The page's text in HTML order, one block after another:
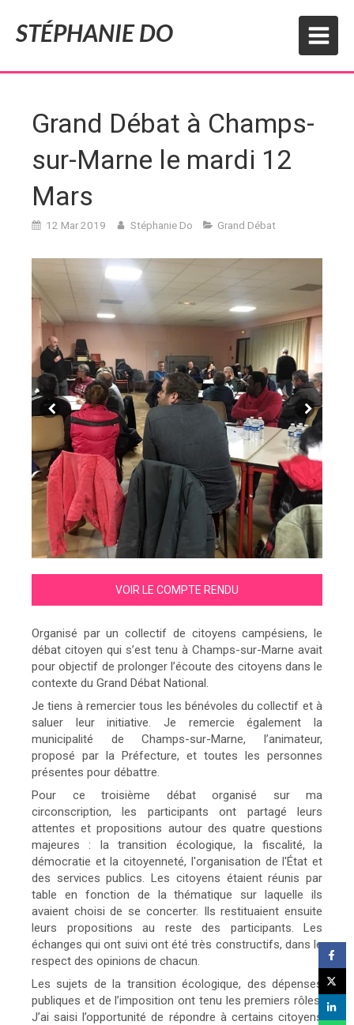
STÉPHANIE DO
Grand Débat à Champs-
sur-Marne le mardi 12
Mars
12 Mar 2019 Stéphanie Do Grand Débat
VOIR LE COMPTE RENDU
Organisé par un collectif de citoyens campésiens, le
débat citoyen qui s’est tenu à Champs-sur-Marne avait
pour objectif de prolonger l’écoute des citoyens dans le
contexte du Grand Débat National.
Je tiens à remercier tous les bénévoles du collectif et à
saluer leur initiative. Je remercie également la
municipalité de Champs-sur-Marne, l’animateur,
proposé par la Préfecture, et toutes les personnes
présentes pour débattre.
Pour ce troisième débat organisé sur ma
circonscription, les participants ont partagé leurs
attentes et propositions autour des quatre questions
majeures : la transition écologique, la fiscalité, la
démocratie et la citoyenneté, l'organisation de l'État et
des services publics. Les citoyens étaient réunis par
table en fonction de la thématique sur laquelle ils
avaient choisi de se concerter. Ils restituaient ensuite
leurs propositions au reste des participants. Les
échanges qui ont suivi ont été très constructifs, dans le
respect des opinions de chacun.
Les sujets de la transition écologique, des dépenses
publiques et de l’imposition ont tenu les premiers rôles.
J’ai saisi l’opportunité de répondre à certains citoyens